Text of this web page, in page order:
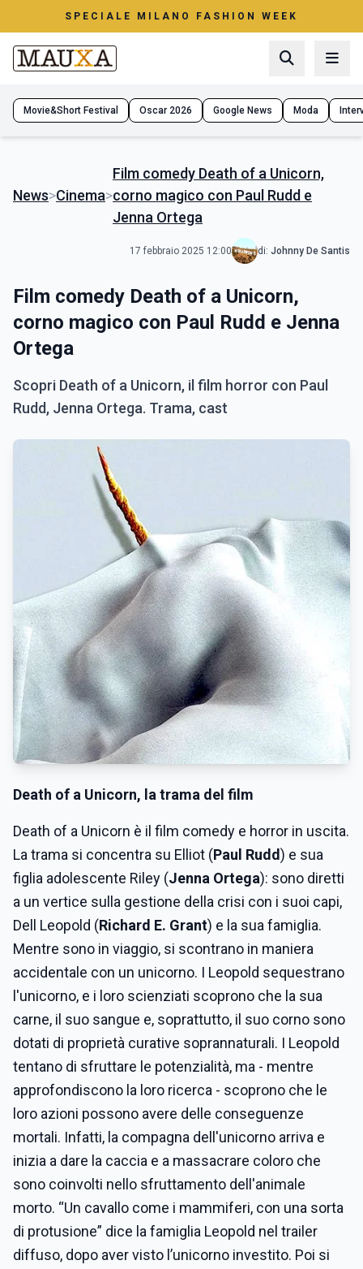
SPECIALE MILANO FASHION WEEK
Movie&Short Festival Oscar 2026 Google News Moda
News>Cinema>
Film comedy Death of a Unicorn,
corno magico con Paul Rudd e
Jenna Ortega
17 febbraio 2025 12:00 di: Johnny De Santis
Film comedy Death of a Unicorn,
corno magico con Paul Rudd e Jenna
Ortega
Scopri Death of a Unicorn, il film horror con Paul
Rudd, Jenna Ortega. Trama, cast
Death of a Unicorn, la trama del film
Death of a Unicorn è il film comedy e horror in uscita.
La trama si concentra su Elliot (Paul Rudd) e sua
figlia adolescente Riley (Jenna Ortega): sono diretti
a un vertice sulla gestione della crisi con i suoi capi,
Dell Leopold (Richard E. Grant) e la sua famiglia.
Mentre sono in viaggio, si scontrano in maniera
accidentale con un unicorno. I Leopold sequestrano
l'unicorno, e i loro scienziati scoprono che la sua
carne, il suo sangue e, soprattutto, il suo corno sono
dotati di proprietà curative soprannaturali. I Leopold
tentano di sfruttare le potenzialità, ma - mentre
approfondiscono la loro ricerca - scoprono che le
loro azioni possono avere delle conseguenze
mortali. Infatti, la compagna dell'unicorno arriva e
inizia a dare la caccia e a massacrare coloro che
sono coinvolti nello sfruttamento dell'animale
morto. “Un cavallo come i mammiferi, con una sorta
di protusione” dice la famiglia Leopold nel trailer
diffuso, dopo aver visto l’unicorno investito. Poi si